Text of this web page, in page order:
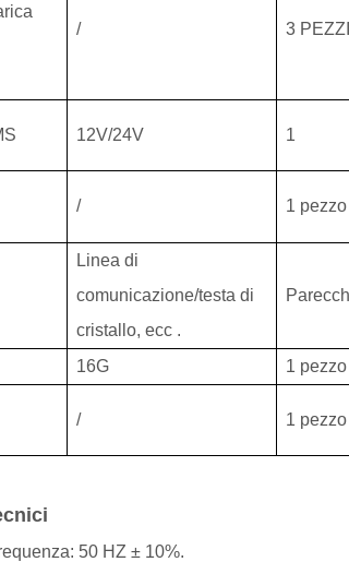
/ 3 PEZZI
12V/24V 1
/ 1 pezzo
Linea di
comunicazione/testa di
cristallo, ecc .
16G 1 pezzo
/ 1 pezzo
50 HZ ± 10%.